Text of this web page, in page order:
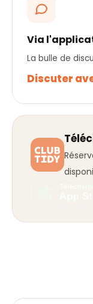
Via
La bulle de
Discuter